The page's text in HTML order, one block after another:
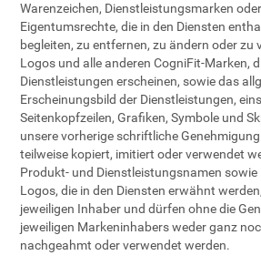
Warenzeichen, Dienstleistungsmarken
Eigentumsrechte, die in den Diensten
begleiten, zu entfernen, zu ändern oder zu
Logos und alle anderen CogniFit-Marken,
Dienstleistungen erscheinen, sowie das
Erscheinungsbild der Dienstleistungen,
Seitenkopfzeilen, Grafiken, Symbole und
unsere vorherige schriftliche
teilweise kopiert, imitiert oder verwendet
Produkt- und Dienstleistungsnamen
Logos, die in den Diensten erwähnt
jeweiligen Inhaber und dürfen ohne die
jeweiligen Markeninhabers weder ganz
nachgeahmt oder verwendet werden.